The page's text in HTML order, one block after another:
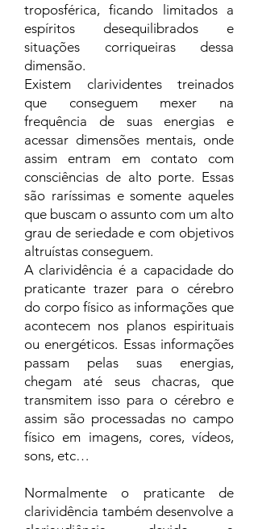
troposférica, ficando limitados a
espíritos desequilibrados e
situações corriqueiras dessa
dimensão.
Existem clarividentes treinados
que conseguem mexer na
frequência de suas energias e
acessar dimensões mentais, onde
assim entram em contato com
consciências de alto porte. Essas
são raríssimas e somente aqueles
que buscam o assunto com um alto
grau de seriedade e com objetivos
altruístas conseguem.
A clarividência é a capacidade do
praticante trazer para o cérebro
do corpo físico as informações que
acontecem nos planos espirituais
ou energéticos. Essas informações
passam pelas suas energias,
chegam até seus chacras, que
transmitem isso para o cérebro e
assim são processadas no campo
físico em imagens, cores, vídeos,
sons, etc…
Normalmente o praticante de
clarividência também desenvolve a